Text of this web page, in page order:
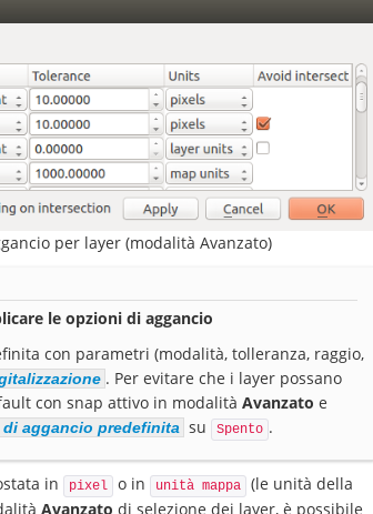
per layer (modalità Avanzato)
le opzioni di aggancio
con parametri (modalità, tolleranza, raggio,
. Per evitare che i layer possano
con snap attivo in modalità Avanzato e
aggancio predefinita su Spento .
in pixel o in unità mappa
(le unità della
Avanzato di selezione dei layer, è possibile